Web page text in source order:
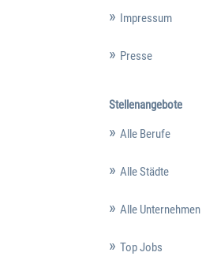
Impressum
Presse
Stellenangebote
Alle Berufe
Alle Städte
Alle Unternehmen
Top Jobs